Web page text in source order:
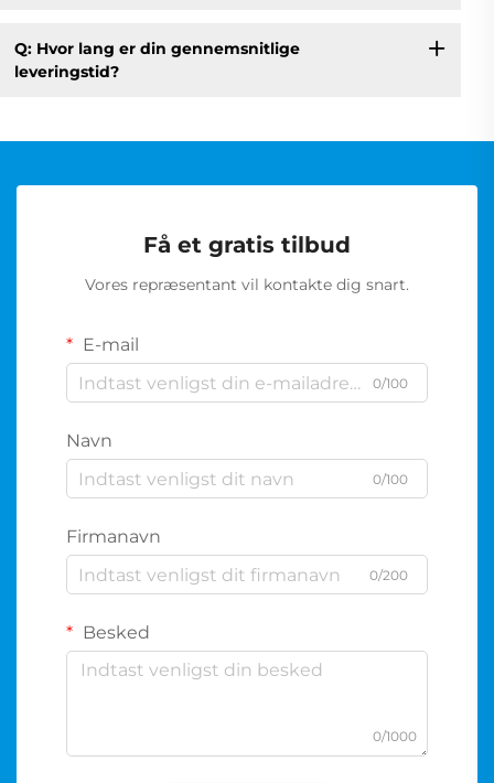
Q: Hvor lang er din gennemsnitlige
leveringstid?
Få et gratis tilbud
Vores repræsentant vil kontakte dig snart.
E-mail
0/100
Navn
0/100
Firmanavn
0/200
Besked
0/1000